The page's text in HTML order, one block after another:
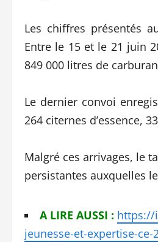
Les chiffres présentés
Entre le 15 et le 21 juin
849 000 litres de
Le dernier convoi
264 citernes d’essence,
Malgré ces arrivages, le
persistantes auxquelles
A LIRE AUSSI : https://
jeunesse-et-expertise-